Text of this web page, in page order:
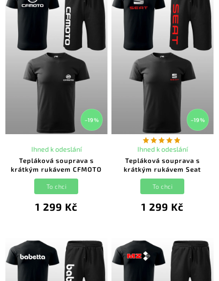
–19 %
Tepláková souprava s
krátkým rukávem CFMOTO
Ihned k odeslání
1 299 Kč
To chci
–19 %
Tepláková souprava s
krátkým rukávem Seat
Ihned k odeslání
1 299 Kč
To chci